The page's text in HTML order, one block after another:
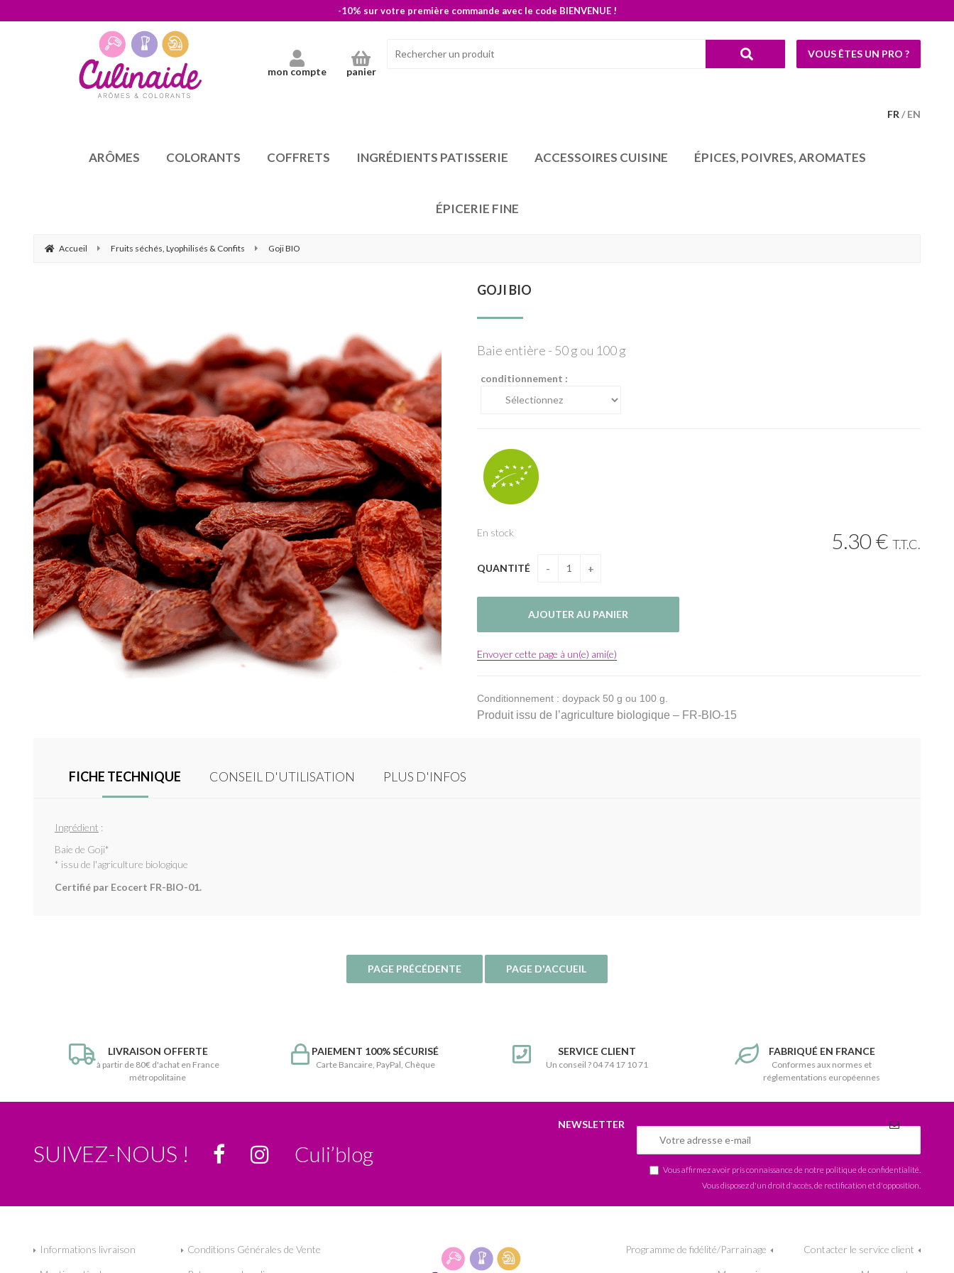
-10% sur votre première commande avec le code BIENVENUE !
FR EN
mon compte panier
VOUS ÊTES UN PRO ?
ARÔMES COLORANTS COFFRETS INGRÉDIENTS PATISSERIE ACCESSOIRES CUISINE ÉPICES, POIVRES, AROMATES
ÉPICERIE FINE
Accueil Fruits séchés, Lyophilisés & Confits Goji BIO
GOJI BIO
Baie entière - 50 g ou 100 g
conditionnement :
5.30€ T.T.C.
En stock
QUANTITÉ
Envoyer cette page à un(e) ami(e)
Conditionnement : doypack 50 g ou 100 g.
Produit issu de l’agriculture biologique – FR-BIO-15
FICHE TECHNIQUE CONSEIL D'UTILISATION PLUS D'INFOS
Ingrédient :
Baie de Goji*
* issu de l'agriculture biologique
Certifié par Ecocert FR-BIO-01.
LIVRAISON OFFERTE
à partir de 80€ d'achat en France
métropolitaine
PAIEMENT 100% SÉCURISÉ
Carte Bancaire, PayPal, Chèque
SERVICE CLIENT
Un conseil ? 04 74 17 10 71
FABRIQUÉ EN FRANCE
Conformes aux normes et
réglementations européennes
SUIVEZ-NOUS ! Culi’blog
NEWSLETTER
Vous affirmez avoir pris connaissance de notre politique de confidentialité
Vous disposez d'un droit d'accès, de rectification et d'opposition.
Informations livraison Conditions Générales de Vente Programme de fidélité/Parrainage Contacter le service client